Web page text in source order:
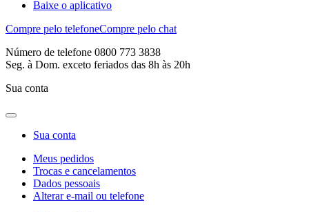
Baixe o aplicativo
Compre pelo telefoneCompre pelo chat
Número de telefone 0800 773 3838
Seg. à Dom. exceto feriados das 8h às 20h
Sua conta
Sua conta
Meus pedidos
Trocas e cancelamentos
Dados pessoais
Alterar e-mail ou telefone